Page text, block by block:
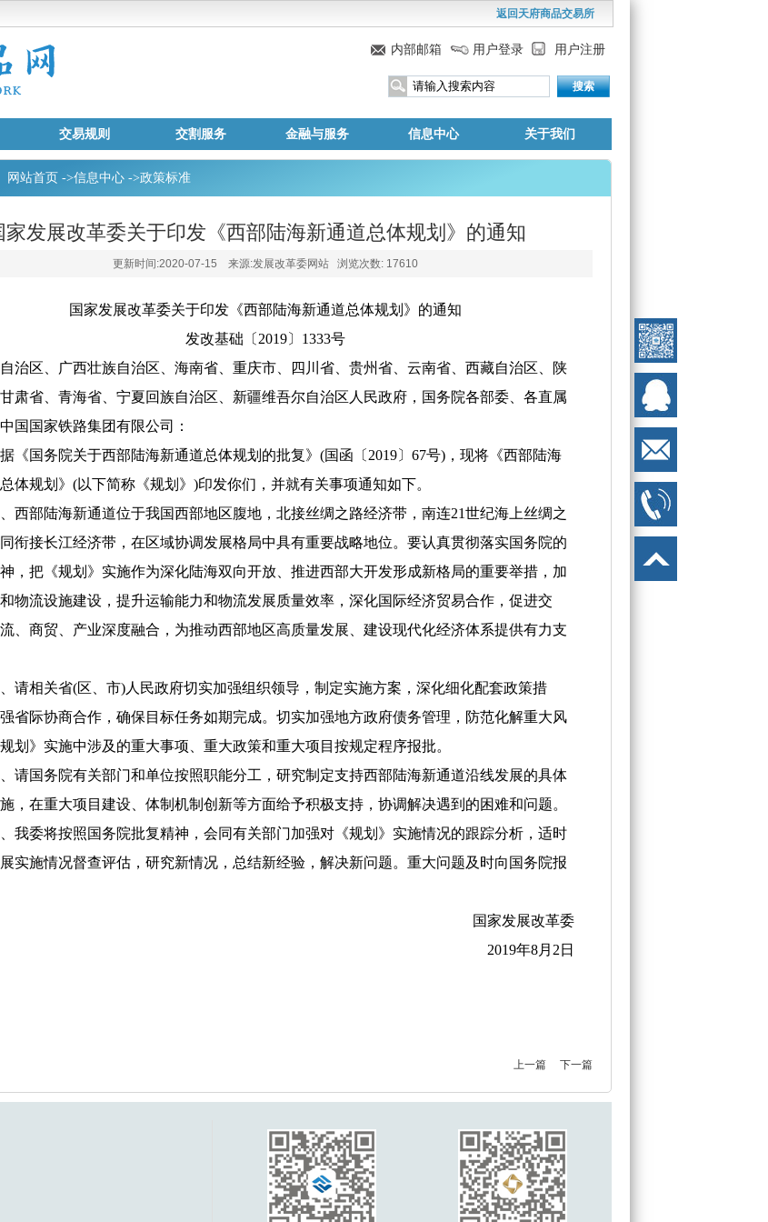
返回天府商品交易所
交易规则 交割服务 金融与服务 信息中心 关于我们
网站首页 ->信息中心 ->政策标准
家发展改革委关于印发《西部陆海新通道总体规划》的通知
更新时间:2020-07-15 来源:发展改革委网站 浏览次数: 17610
国家发展改革委关于印发《西部陆海新通道总体规划》的通知
发改基础〔2019〕1333号
治区、广西壮族自治区、海南省、重庆市、四川省、贵州省、云南省、西藏自治区、陕
肃省、青海省、宁夏回族自治区、新疆维吾尔自治区人民政府，国务院各部委、各直属
国国家铁路集团有限公司：
国务院关于西部陆海新通道总体规划的批复》(国函〔2019〕67号)，现将《西部陆海
体规划》(以下简称《规划》)印发你们，并就有关事项通知如下。
部陆海新通道位于我国西部地区腹地，北接丝绸之路经济带，南连21世纪海上丝绸之
衔接长江经济带，在区域协调发展格局中具有重要战略地位。要认真贯彻落实国务院的
，把《规划》实施作为深化陆海双向开放、推进西部大开发形成新格局的重要举措，加
物流设施建设，提升运输能力和物流发展质量效率，深化国际经济贸易合作，促进交
、商贸、产业深度融合，为推动西部地区高质量发展、建设现代化经济体系提供有力支
相关省(区、市)人民政府切实加强组织领导，制定实施方案，深化细化配套政策措
省际协商合作，确保目标任务如期完成。切实加强地方政府债务管理，防范化解重大风
划》实施中涉及的重大事项、重大政策和重大项目按规定程序报批。
国务院有关部门和单位按照职能分工，研究制定支持西部陆海新通道沿线发展的具体
，在重大项目建设、体制机制创新等方面给予积极支持，协调解决遇到的困难和问题。
委将按照国务院批复精神，会同有关部门加强对《规划》实施情况的跟踪分析，适时
实施情况督查评估，研究新情况，总结新经验，解决新问题。重大问题及时向国务院报
国家发展改革委
2019年8月2日
上一篇 下一篇